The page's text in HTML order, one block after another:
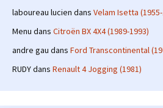
laboureau lucien dans Velam Isetta
Menu dans Citroën BX 4X4 (1989-1993)
andre gau dans Ford Transcontinental
RUDYdans Renault 4 Jogging (1981)